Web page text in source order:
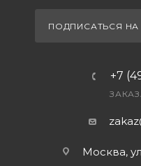
ПОДПИСАТЬСЯ
+7
Москва,